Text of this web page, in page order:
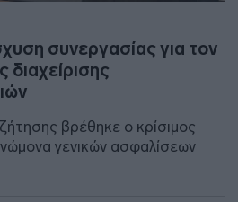
συνεργασίας για τον
διαχείρισης
βρέθηκε ο κρίσιμος
γενικών ασφαλίσεων